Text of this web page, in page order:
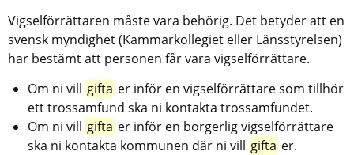
Vigselförrättaren måste vara behörig. Det betyder att en
svensk myndighet (Kammarkollegiet eller Länsstyrelsen)
har bestämt att personen får vara vigselförrättare.
Om ni vill gifta er inför en vigselförrättare som tillhör
ett trossamfund ska ni kontakta trossamfundet.
Om ni vill gifta er inför en borgerlig vigselförrättare
ska ni kontakta kommunen där ni vill gifta er.